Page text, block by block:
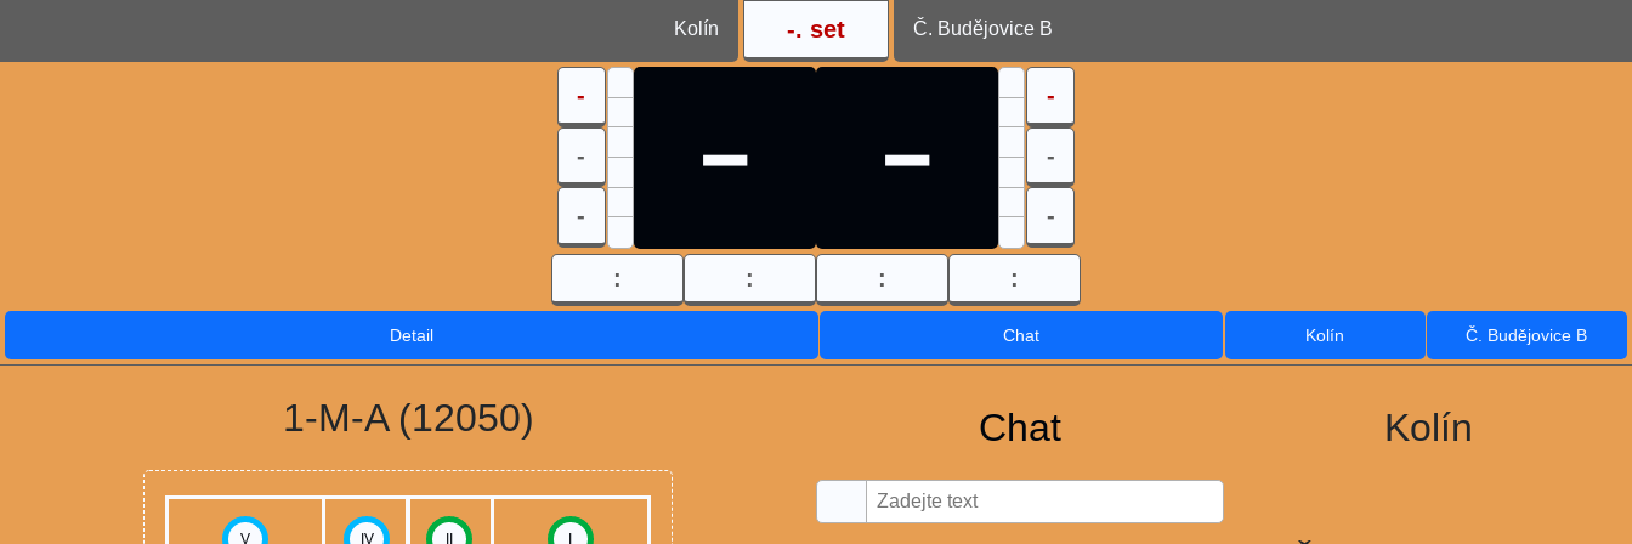
Kolín -. set Č. Budějovice B
-
-
-
- - -
-
-
: : : :
Detail Chat Kolín Č. Budějovice B
1-M-A (12050)
V IV II I
Chat Kolín